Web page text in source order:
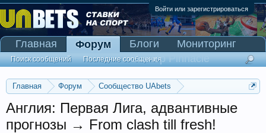
Войти или зарегистрироваться
Главная Форум
Сообщество UAbets
Англия: Первая Лига, адвантивные
прогнозы → From clash till fresh!
Главная Форум
Поиск сообщений Последние сообщения
Блоги
Мониторинг
Сканер Pinnacle